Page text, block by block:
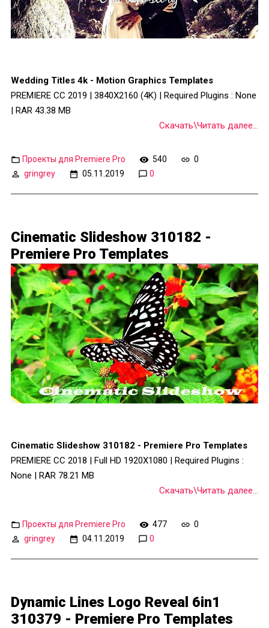
Wedding Titles 4k - Motion Graphics Templates
PREMIERE CC 2019 | 3840X2160 (4K) | Required Plugins : None
| RAR 43.38 MB
Скачать\Читать далее...
Проекты для Premiere Pro 540
0
gringrey
05.11.2019 0
Cinematic Slideshow 310182 -
Premiere Pro Templates
Cinematic Slideshow 310182 - Premiere Pro Templates
PREMIERE CC 2018 | Full HD 1920X1080 | Required Plugins :
None | RAR 78.21 MB
Скачать\Читать далее...
Проекты для Premiere Pro 477
0
gringrey
04.11.2019 0
Dynamic Lines Logo Reveal 6in1
310379 - Premiere Pro Templates